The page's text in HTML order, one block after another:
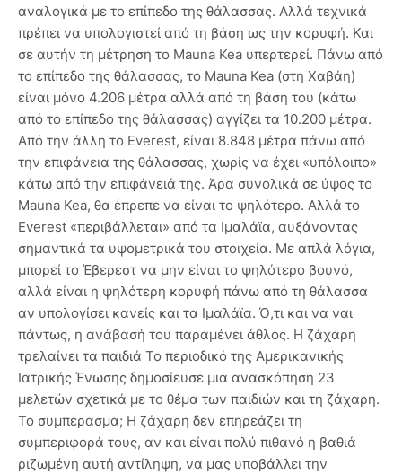
αναλογικά με το επίπεδο της θάλασσας. Αλλά τεχνικά
πρέπει να υπολογιστεί από τη βάση ως την κορυφή. Και
σε αυτήν τη μέτρηση το Mauna Kea υπερτερεί. Πάνω από
το επίπεδο της θάλασσας, το Mauna Kea (στη Χαβάη)
είναι μόνο 4.206 μέτρα αλλά από τη βάση του (κάτω
από το επίπεδο της θάλασσας) αγγίζει τα 10.200 μέτρα.
Από την άλλη το Everest, είναι 8.848 μέτρα πάνω από
την επιφάνεια της θάλασσας, χωρίς να έχει «υπόλοιπο»
κάτω από την επιφάνειά της. Άρα συνολικά σε ύψος το
Mauna Kea, θα έπρεπε να είναι το ψηλότερο. Αλλά το
Everest «περιβάλλεται» από τα Ιμαλάϊα, αυξάνοντας
σημαντικά τα υψομετρικά του στοιχεία. Με απλά λόγια,
μπορεί το Έβερεστ να μην είναι το ψηλότερο βουνό,
αλλά είναι η ψηλότερη κορυφή πάνω από τη θάλασσα
αν υπολογίσει κανείς και τα Ιμαλάϊα. Ό,τι και να ναι
πάντως, η ανάβασή του παραμένει άθλος. Η ζάχαρη
τρελαίνει τα παιδιά Το περιοδικό της Αμερικανικής
Ιατρικής Ένωσης δημοσίευσε μια ανασκόπηση 23
μελετών σχετικά με το θέμα των παιδιών και τη ζάχαρη.
Το συμπέρασμα; Η ζάχαρη δεν επηρεάζει τη
συμπεριφορά τους, αν και είναι πολύ πιθανό η βαθιά
ριζωμένη αυτή αντίληψη, να μας υποβάλλει την